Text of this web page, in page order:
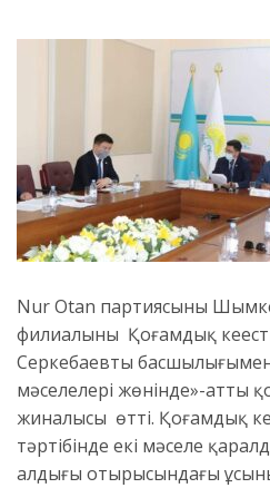
Nur Otan партиясының
филиалының Қоғамдық
Серкебаевтың
мәселелері жөнінде»-атты
жиналысы өтті. Қоғамдық
тәртібінде екі мәселе
алдыңғы отырысындағы